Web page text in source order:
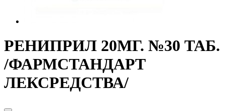
РЕНИПРИЛ 20МГ. №30 ТАБ.
/ФАРМСТАНДАРТ
ЛЕКСРЕДСТВА/